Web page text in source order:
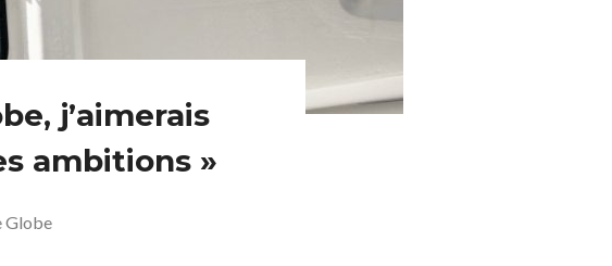
j’aimerais
ambitions »
Globe